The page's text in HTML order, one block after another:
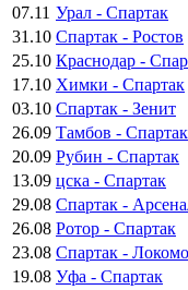
07.11 Урал - Спартак
31.10 Спартак - Ростов
25.10 Краснодар -
17.10 Химки - Спартак
03.10 Спартак - Зенит
26.09 Тамбов - Спартак
20.09 Рубин - Спартак
13.09 цска - Спартак
29.08 Спартак -
26.08 Ротор - Спартак
23.08 Спартак -
19.08 Уфа - Спартак